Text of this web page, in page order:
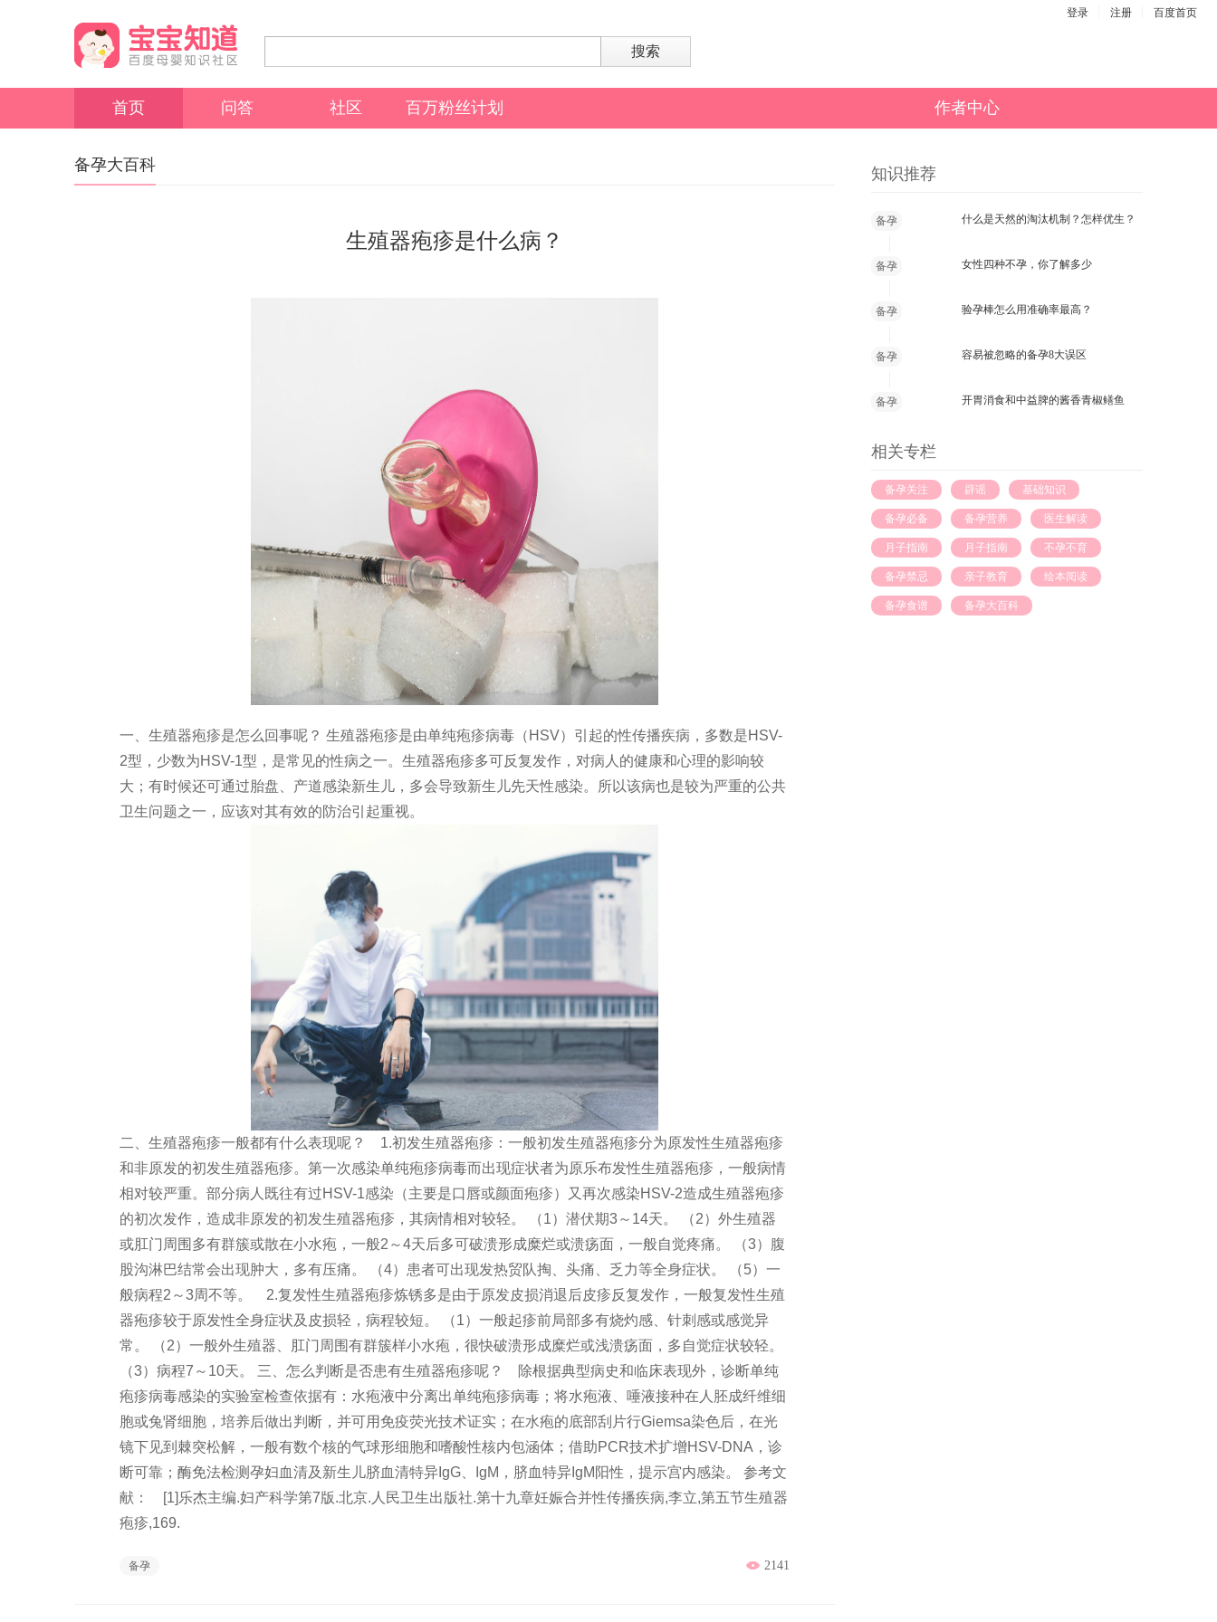
登录 注册 百度首页
搜索
首页 问答 社区 百万粉丝计划 作者中心
知识推荐
备孕 什么是天然的淘汰机制？怎样优生？
备孕 女性四种不孕，你了解多少
备孕 验孕棒怎么用准确率最高？
备孕 容易被忽略的备孕8大误区
备孕 开胃消食和中益脾的酱香青椒鳝鱼
相关专栏
备孕关注 辟谣 基础知识
备孕必备 备孕营养 医生解读
月子指南 月子指南 不孕不育
备孕禁忌 亲子教育 绘本阅读
备孕食谱 备孕大百科
备孕大百科
生殖器疱疹是什么病？
一、生殖器疱疹是怎么回事呢？ 生殖器疱疹是由单纯疱疹病毒（HSV）引起的性传播疾病，多数是HSV-
2型，少数为HSV-1型，是常见的性病之一。生殖器疱疹多可反复发作，对病人的健康和心理的影响较
大；有时候还可通过胎盘、产道感染新生儿，多会导致新生儿先天性感染。所以该病也是较为严重的公共
卫生问题之一，应该对其有效的防治引起重视。
二、生殖器疱疹一般都有什么表现呢？ 1.初发生殖器疱疹：一般初发生殖器疱疹分为原发性生殖器疱疹
和非原发的初发生殖器疱疹。第一次感染单纯疱疹病毒而出现症状者为原乐布发性生殖器疱疹，一般病情
相对较严重。部分病人既往有过HSV-1感染（主要是口唇或颜面疱疹）又再次感染HSV-2造成生殖器疱疹
的初次发作，造成非原发的初发生殖器疱疹，其病情相对较轻。 （1）潜伏期3～14天。 （2）外生殖器
或肛门周围多有群簇或散在小水疱，一般2～4天后多可破溃形成糜烂或溃疡面，一般自觉疼痛。 （3）腹
股沟淋巴结常会出现肿大，多有压痛。 （4）患者可出现发热贸队掏、头痛、乏力等全身症状。 （5）一
般病程2～3周不等。 2.复发性生殖器疱疹炼锈多是由于原发皮损消退后皮疹反复发作，一般复发性生殖
器疱疹较于原发性全身症状及皮损轻，病程较短。 （1）一般起疹前局部多有烧灼感、针刺感或感觉异
常。 （2）一般外生殖器、肛门周围有群簇样小水疱，很快破溃形成糜烂或浅溃疡面，多自觉症状较轻。
（3）病程7～10天。 三、怎么判断是否患有生殖器疱疹呢？ 除根据典型病史和临床表现外，诊断单纯
疱疹病毒感染的实验室检查依据有：水疱液中分离出单纯疱疹病毒；将水疱液、唾液接种在人胚成纤维细
胞或兔肾细胞，培养后做出判断，并可用免疫荧光技术证实；在水疱的底部刮片行Giemsa染色后，在光
镜下见到棘突松解，一般有数个核的气球形细胞和嗜酸性核内包涵体；借助PCR技术扩增HSV-DNA，诊
断可靠；酶免法检测孕妇血清及新生儿脐血清特异IgG、IgM，脐血特异IgM阳性，提示宫内感染。 参考文
献： [1]乐杰主编.妇产科学第7版.北京.人民卫生出版社.第十九章妊娠合并性传播疾病,李立,第五节生殖器
疱疹,169.
2141
备孕